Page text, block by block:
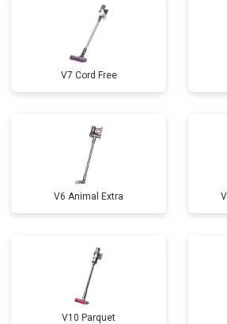
V7 Cord Free
V6 Animal Extra
V10 Parquet